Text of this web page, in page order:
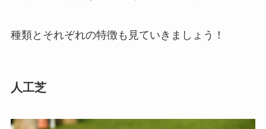
種類とそれぞれの特徴も見ていきましょう！
人工芝